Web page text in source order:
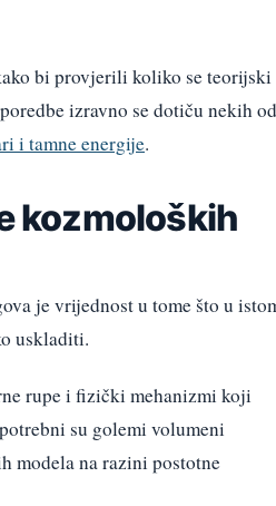
bi provjerili koliko se teorijski
izravno se dotiču nekih od
i tamne energije.
kozmoloških
je vrijednost u tome što u
uskladiti.
rupe i fizički mehanizmi koji
su golemi volumeni
modela na razini postotne